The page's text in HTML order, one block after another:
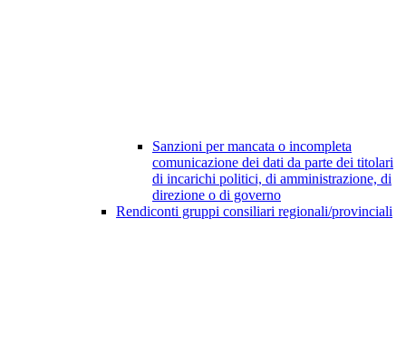
Sanzioni per mancata o incompleta
comunicazione dei dati da parte dei titolari
di incarichi politici, di amministrazione, di
direzione o di governo
Rendiconti gruppi consiliari regionali/provinciali